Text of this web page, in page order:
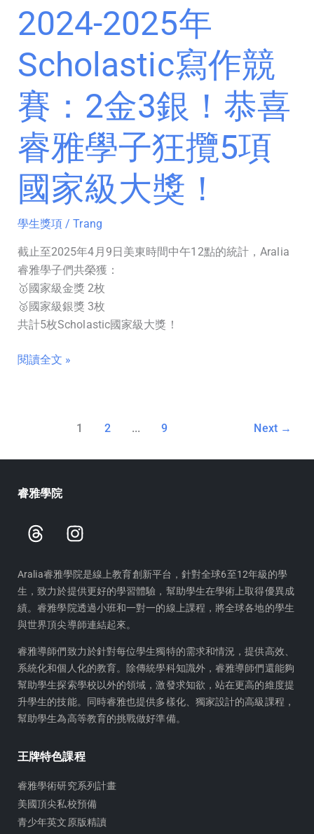
2024-2025年
Scholastic寫作競
賽：2金3銀！恭喜
睿雅學子狂攬5項
國家級大獎！
學生獎項 /Trang
截止至2025年4月9日美東時間中午12點的統計，Aralia
睿雅學子們共榮獲：
🥇國家級金獎 2枚
🥈國家級銀獎 3枚
共計5枚Scholastic國家級大獎！
銀！
恭
睿
雅
學
子
狂
攬
5
項
國
家
級
大
獎！
閱讀全文 »
1 2 ... 9 Next →
睿雅學院
T
h
e
a
d
s
I
n
t
a
g
r
a
m
Aralia睿雅學院是線上教育創新平台，針對全球6至12年級的學
生，致力於提供更好的學習體驗，幫助學生在學術上取得優異成
績。睿雅學院透過小班和一對一的線上課程，將全球各地的學生
與世界頂尖導師連結起來。
睿雅導師們致力於針對每位學生獨特的需求和情況，提供高效、
系統化和個人化的教育。除傳統學科知識外，睿雅導師們還能夠
幫助學生探索學校以外的領域，激發求知欲，站在更高的維度提
升學生的技能。同時睿雅也提供多樣化、獨家設計的高級課程，
幫助學生為高等教育的挑戰做好準備。
王牌特色課程
睿雅學術研究系列計畫
美國頂尖私校預備
青少年英文原版精讀